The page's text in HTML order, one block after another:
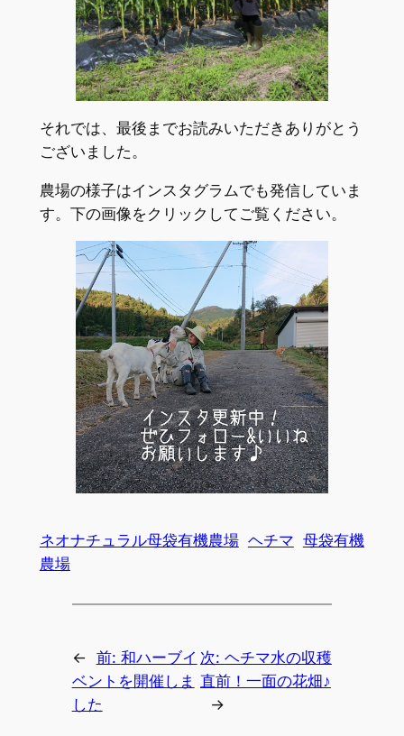
それでは、最後までお読みいただきありがとう
ございました。
農場の様子はインスタグラムでも発信していま
す。下の画像をクリックしてご覧ください。
ネオナチュラル母袋有機農場 ヘチマ 母袋有機
農場
← 前: 和ハーブイ
ベントを開催しま
した
次: ヘチマ水の収穫
直前！一面の花畑♪
→